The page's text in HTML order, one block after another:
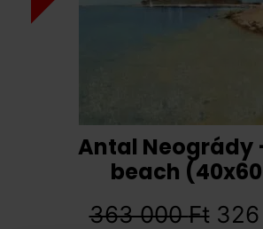
Antal Neogrády
beach
363 000Ft